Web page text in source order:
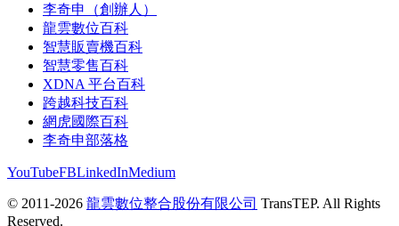
李奇申（創辦人）
龍雲數位百科
智慧販賣機百科
智慧零售百科
XDNA 平台百科
跨越科技百科
網虎國際百科
李奇申部落格
YouTubeFBLinkedInMedium
© 2011-2026 龍雲數位整合股份有限公司 TransTEP. All Rights
Reserved.